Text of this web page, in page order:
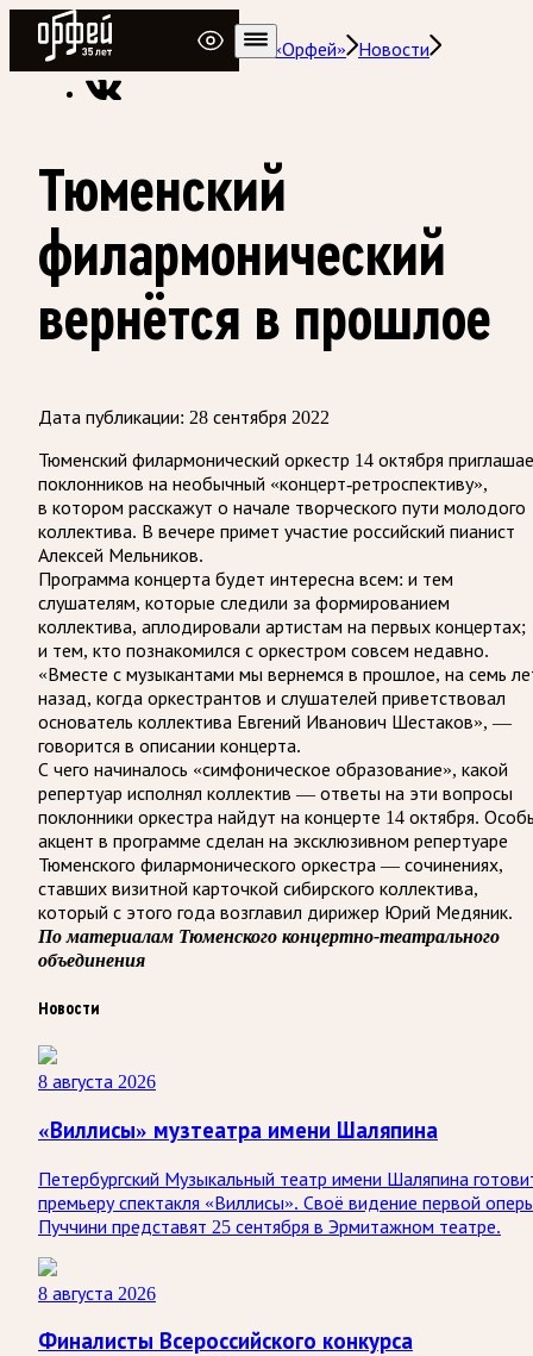
Радио Орфей
Радио классической музыки «Орфей»
Новости
Тюменский
филармонический
вернётся в прошлое
Дата публикации: 28 сентября 2022
Тюменский филармонический оркестр 14 октября
поклонников на необычный «концерт-ретроспективу»,
в котором расскажут о начале творческого пути молодого
коллектива. В вечере примет участие российский пианист
Алексей Мельников.
Программа концерта будет интересна всем: и тем
слушателям, которые следили за формированием
коллектива, аплодировали артистам на первых концертах;
и тем, кто познакомился с оркестром совсем недавно.
«Вместе с музыкантами мы вернемся в прошлое, на семь
назад, когда оркестрантов и слушателей приветствовал
основатель коллектива Евгений Иванович Шестаков», —
говорится в описании концерта.
С чего начиналось «симфоническое образование», какой
репертуар исполнял коллектив — ответы на эти вопросы
поклонники оркестра найдут на концерте 14 октября.
акцент в программе сделан на эксклюзивном репертуаре
Тюменского филармонического оркестра — сочинениях,
ставших визитной карточкой сибирского коллектива,
который с этого года возглавил дирижер Юрий Медяник.
По материалам Тюменского концертно-театрального
объединения
Новости
8 августа 2026
«Виллисы» музтеатра имени Шаляпина
Петербургский Музыкальный театр имени Шаляпина
премьеру спектакля «Виллисы». Своё видение первой
Пуччини представят 25 сентября в Эрмитажном театре.
8 августа 2026
Финалисты Всероссийского конкурса